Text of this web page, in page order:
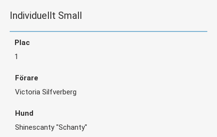
Individuellt Small
1
Victoria Silfverberg
Shinescanty "Schanty"